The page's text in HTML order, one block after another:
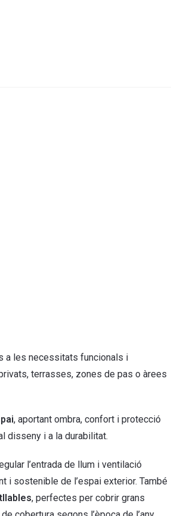
a les necessitats funcionals i
terrasses, zones de pas o àrees
, aportant ombra, confort i protecció
disseny i a la durabilitat.
l’entrada de llum i ventilació
i sostenible de l’espai exterior. També
, perfectes per cobrir grans